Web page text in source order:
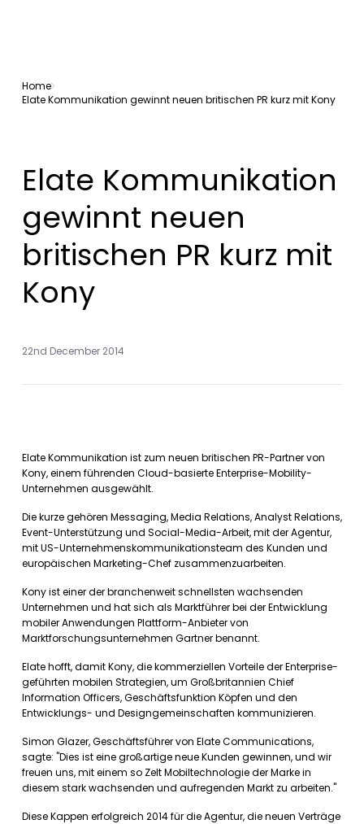
Home
Elate Kommunikation gewinnt neuen britischen PR kurz mit Kony
Elate Kommunikation
gewinnt neuen
britischen PR kurz mit
Kony
22nd December 2014
Elate Kommunikation ist zum neuen britischen PR-Partner von
Kony, einem führenden Cloud-basierte Enterprise-Mobility-
Unternehmen ausgewählt.
Die kurze gehören Messaging, Media Relations, Analyst Relations,
Event-Unterstützung und Social-Media-Arbeit, mit der Agentur,
mit US-Unternehmenskommunikationsteam des Kunden und
europäischen Marketing-Chef zusammenzuarbeiten.
Kony ist einer der branchenweit schnellsten wachsenden
Unternehmen und hat sich als Marktführer bei der Entwicklung
mobiler Anwendungen Plattform-Anbieter von
Marktforschungsunternehmen Gartner benannt.
Elate hofft, damit Kony, die kommerziellen Vorteile der Enterprise-
geführten mobilen Strategien, um Großbritannien Chief
Information Officers, Geschäftsfunktion Köpfen und den
Entwicklungs- und Designgemeinschaften kommunizieren.
Simon Glazer, Geschäftsführer von Elate Communications,
sagte: "Dies ist eine großartige neue Kunden gewinnen, und wir
freuen uns, mit einem so Zelt Mobiltechnologie der Marke in
diesem stark wachsenden und aufregenden Markt zu arbeiten."
Diese Kappen erfolgreich 2014 für die Agentur, die neuen Verträge